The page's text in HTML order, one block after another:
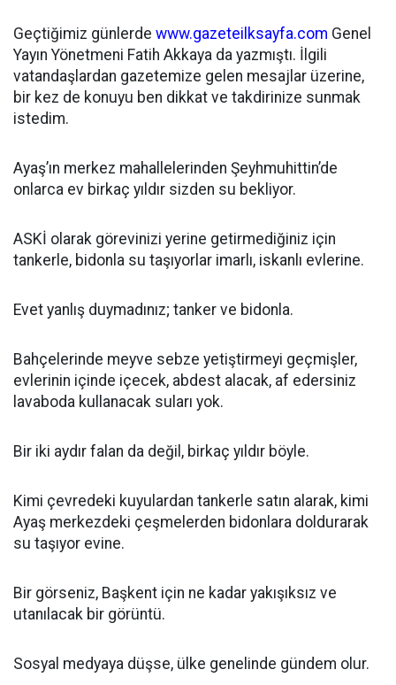
Geçtiğimiz günlerde www.gazeteilksayfa.com Genel
Yayın Yönetmeni Fatih Akkaya da yazmıştı. İlgili
vatandaşlardan gazetemize gelen mesajlar üzerine,
bir kez de konuyu ben dikkat ve takdirinize sunmak
istedim.
Ayaş’ın merkez mahallelerinden Şeyhmuhittin’de
onlarca ev birkaç yıldır sizden su bekliyor.
ASKİ olarak görevinizi yerine getirmediğiniz için
tankerle, bidonla su taşıyorlar imarlı, iskanlı evlerine.
Evet yanlış duymadınız; tanker ve bidonla.
Bahçelerinde meyve sebze yetiştirmeyi geçmişler,
evlerinin içinde içecek, abdest alacak, af edersiniz
lavaboda kullanacak suları yok.
Bir iki aydır falan da değil, birkaç yıldır böyle.
Kimi çevredeki kuyulardan tankerle satın alarak, kimi
Ayaş merkezdeki çeşmelerden bidonlara doldurarak
su taşıyor evine.
Bir görseniz, Başkent için ne kadar yakışıksız ve
utanılacak bir görüntü.
Sosyal medyaya düşse, ülke genelinde gündem olur.